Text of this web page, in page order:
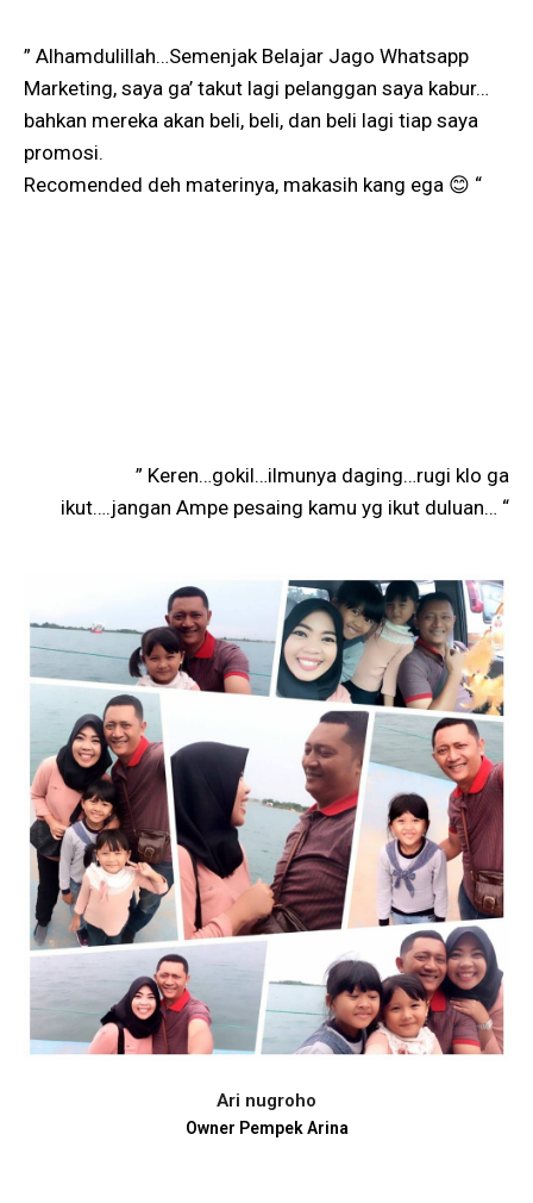
” Alhamdulillah…Semenjak Belajar Jago Whatsapp
Marketing, saya ga’ takut lagi pelanggan saya kabur…
bahkan mereka akan beli, beli, dan beli lagi tiap saya
promosi.
Recomended deh materinya, makasih kang ega 😊 “
” Keren…gokil…ilmunya daging…rugi klo ga
ikut….jangan Ampe pesaing kamu yg ikut duluan… “
Ari nugroho
Owner Pempek Arina